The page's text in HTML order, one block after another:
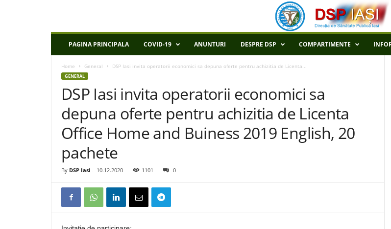
P
PAGINA PRINCIPALA COVID-19 ANUNTURI DESPRE DSP COMPARTIMENTE
Home General DSP Iasi invita operatorii economici sa depuna oferte pentru achizitia de Licenta...
GENERAL
DSP Iasi invita operatorii economici sa
depuna oferte pentru achizitia de Licenta
Office Home and Buiness 2019 English, 20
pachete
By DSP Iasi - 10.12.2020 1101 0